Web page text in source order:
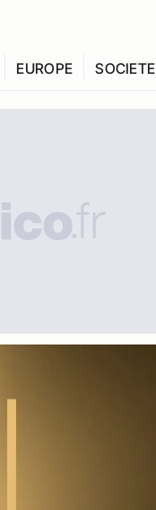
EUROPE SOCIETE